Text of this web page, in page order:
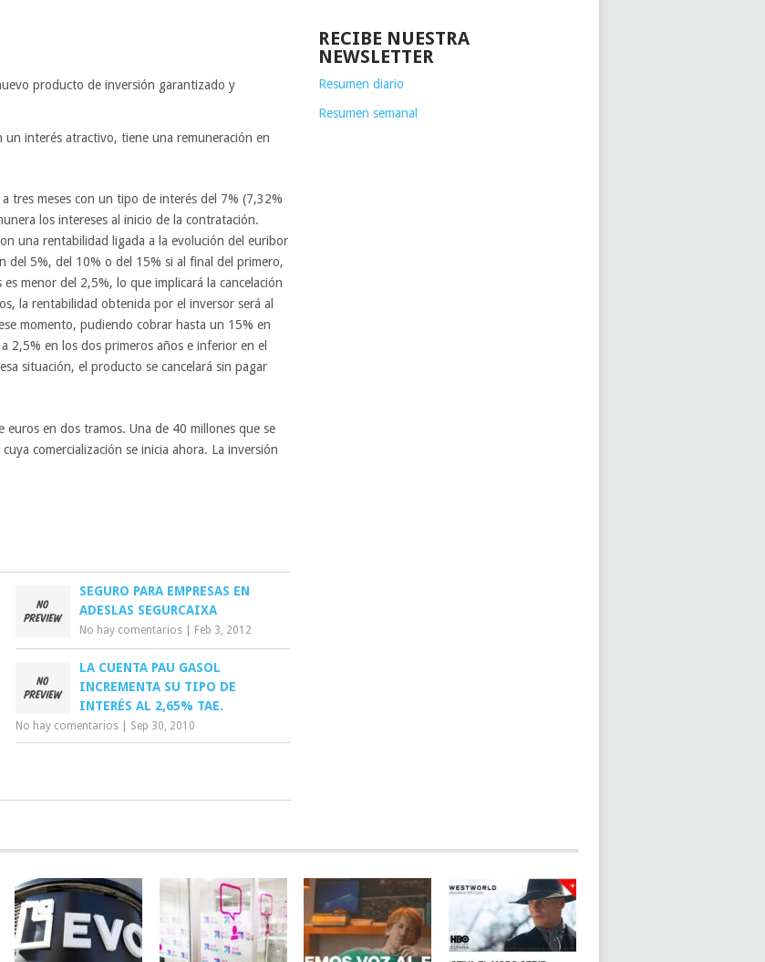
producto de inversión garantizado y
un interés atractivo, tiene una remuneración en
tres meses con un tipo de interés del 7% (7,32%
los intereses al inicio de la contratación.
una rentabilidad ligada a la evolución del euribor
del 5%, del 10% o del 15% si al final del primero,
menor del 2,5%, lo que implicará la cancelación
la rentabilidad obtenida por el inversor será al
momento, pudiendo cobrar hasta un 15% en
2,5% en los dos primeros años e inferior en el
situación, el producto se cancelará sin pagar
en dos tramos. Una de 40 millones que se
comercialización se inicia ahora. La inversión
SEGURO PARA EMPRESAS EN
ADESLAS SEGURCAIXA
No hay comentarios Feb 3, 2012
LA CUENTA PAU GASOL
INCREMENTA SU TIPO DE
INTERÉS AL 2,65% TAE.
No hay comentarios Sep 30, 2010
RECIBE NUESTRA
NEWSLETTER
Resumen diario
Resumen semanal